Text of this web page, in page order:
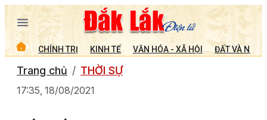
CHÍNH TRỊ KINH TẾ VĂN HÓA - XÃ HỘI ĐẤT VÀ
Trang chủ THỜI SỰ
17:35, 18/08/2021